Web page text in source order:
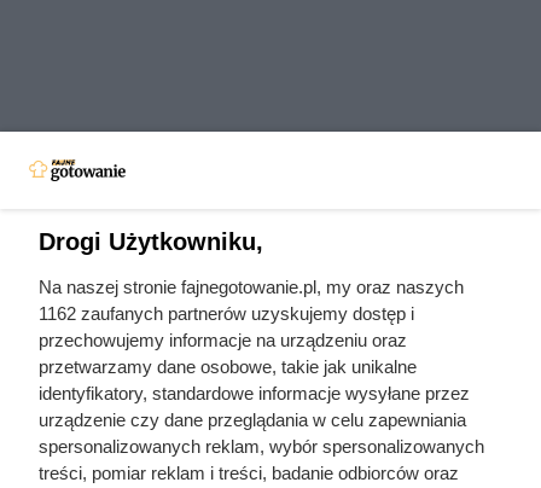
Drogi Użytkowniku,
Na naszej stronie fajnegotowanie.pl, my oraz naszych
1162 zaufanych partnerów uzyskujemy dostęp i
przechowujemy informacje na urządzeniu oraz
przetwarzamy dane osobowe, takie jak unikalne
identyfikatory, standardowe informacje wysyłane przez
urządzenie czy dane przeglądania w celu zapewniania
spersonalizowanych reklam, wybór spersonalizowanych
treści, pomiar reklam i treści, badanie odbiorców oraz